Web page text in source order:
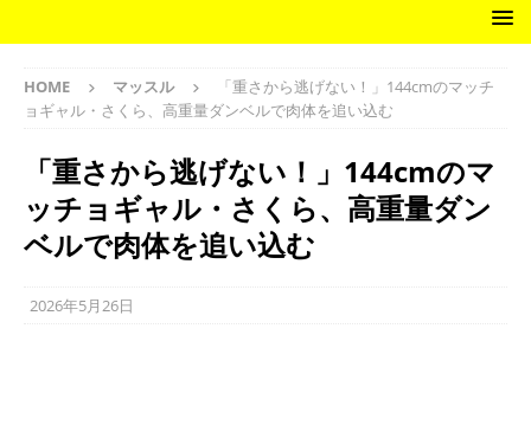
HOME マッスル
「重さから逃げない！」144cmのマッチ
ョギャル・さくら、高重量ダンベルで肉体を追い込む
「重さから逃げない！」144cmのマ
ッチョギャル・さくら、高重量ダン
ベルで肉体を追い込む
2026年5月26日